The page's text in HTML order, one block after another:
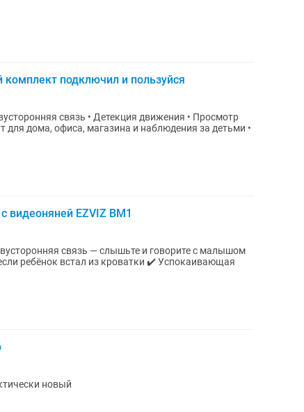
комплект подключил и пользуйся
связь • Детекция движения • Просмотр
для дома, офиса, магазина и наблюдения за детьми •
EZVIZ BM1
связь — слышьте и говорите с малышом
ребёнок встал из кроватки ✔️ Успокаивающая
новый